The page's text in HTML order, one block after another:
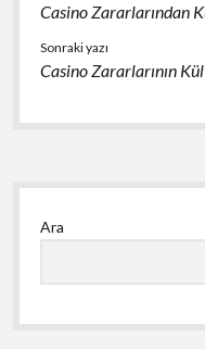
Casino Zararlarından
Sonraki yazı
Casino Zararlarının
Yan
Menü
Ara